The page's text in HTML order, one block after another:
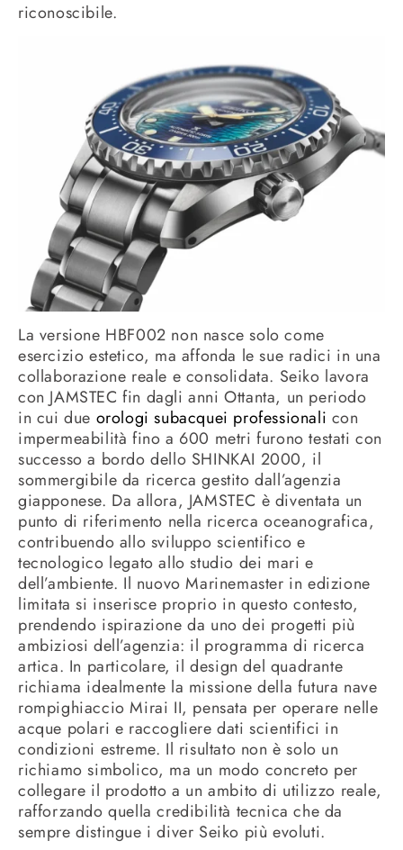
riconoscibile.
La versione HBF002 non nasce solo come
esercizio estetico, ma affonda le sue radici in una
collaborazione reale e consolidata. Seiko lavora
con JAMSTEC fin dagli anni Ottanta, un periodo
in cui due orologi subacquei professionali con
impermeabilità fino a 600 metri furono testati con
successo a bordo dello SHINKAI 2000, il
sommergibile da ricerca gestito dall’agenzia
giapponese. Da allora, JAMSTEC è diventata un
punto di riferimento nella ricerca oceanografica,
contribuendo allo sviluppo scientifico e
tecnologico legato allo studio dei mari e
dell’ambiente. Il nuovo Marinemaster in edizione
limitata si inserisce proprio in questo contesto,
prendendo ispirazione da uno dei progetti più
ambiziosi dell’agenzia: il programma di ricerca
artica. In particolare, il design del quadrante
richiama idealmente la missione della futura nave
rompighiaccio Mirai II, pensata per operare nelle
acque polari e raccogliere dati scientifici in
condizioni estreme. Il risultato non è solo un
richiamo simbolico, ma un modo concreto per
collegare il prodotto a un ambito di utilizzo reale,
rafforzando quella credibilità tecnica che da
sempre distingue i diver Seiko più evoluti.